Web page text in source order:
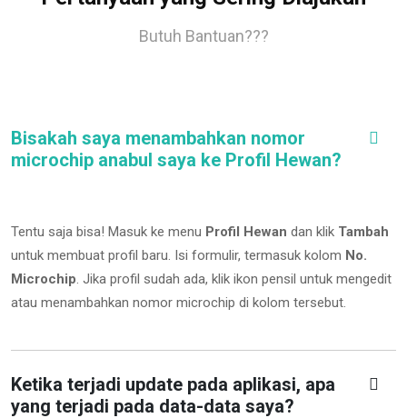
Butuh Bantuan???
Bisakah saya menambahkan nomor
microchip anabul saya ke Profil Hewan?
Tentu saja bisa! Masuk ke menu Profil Hewan dan klik Tambah
untuk membuat profil baru. Isi formulir, termasuk kolom No.
Microchip. Jika profil sudah ada, klik ikon pensil untuk mengedit
atau menambahkan nomor microchip di kolom tersebut.
Ketika terjadi update pada aplikasi, apa
yang terjadi pada data-data saya?